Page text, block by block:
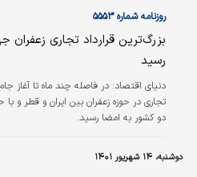
روزنامه شماره ۵۵۵۳
بزرگ‌ترین قرارداد تجاری زعفران
رسید
دنياي اقتصاد:
تجاری در حوزه زعفران بین ایران و قطر
دو کشور به امضا رسید.
دوشنبه، ۱۴ شهریور ۱۴۰۱